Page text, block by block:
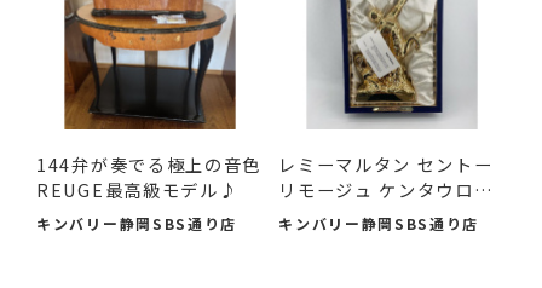
144弁が奏でる極上の音色
REUGE最高級モデル♪
キンバリー静岡SBS通り店
レミーマルタン セントー
リモージュ ケンタウロ
ス...
キンバリー静岡SBS通り店